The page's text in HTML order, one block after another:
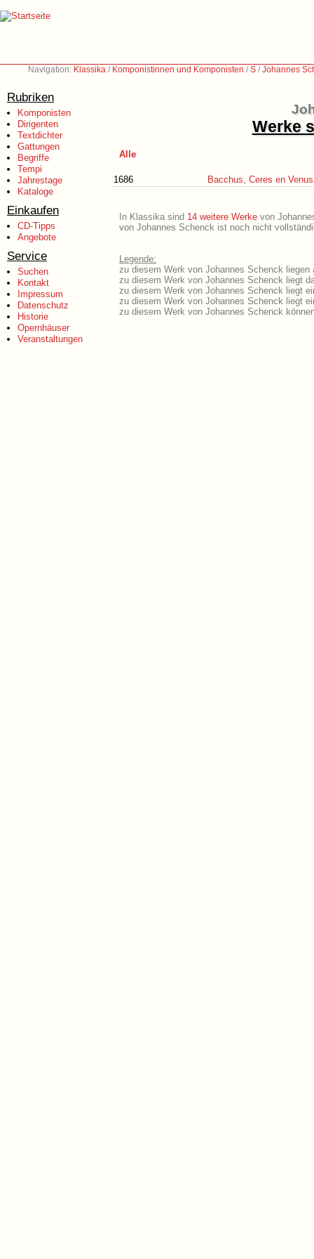
Navigation: Klassika / Komponistinnen und Komponisten /S /Johannes
Rubriken
Komponisten
Dirigenten
Textdichter
Gattungen
Begriffe
Tempi
Jahrestage
Kataloge
Einkaufen
CD-Tipps
Angebote
Service
Suchen
Kontakt
Impressum
Datenschutz
Historie
Opernhäuser
Veranstaltungen
Werke
Alle
1686 Bacchus, Ceres en Venus
In Klassika sind 14 weitere Werke von
von Johannes Schenck ist noch nicht
Legende:
zu diesem Werk von Johannes Schenck liegen
zu diesem Werk von Johannes Schenck liegt
zu diesem Werk von Johannes Schenck liegt
zu diesem Werk von Johannes Schenck liegt
zu diesem Werk von Johannes Schenck